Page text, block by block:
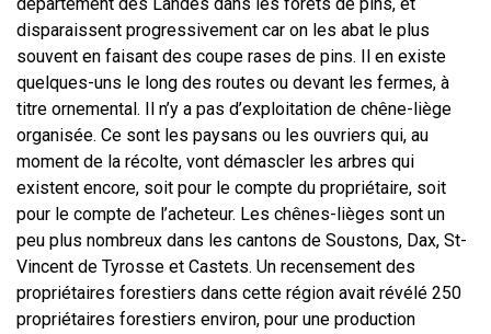
disparaissent progressivement car on les abat le plus
souvent en faisant des coupe rases de pins. Il en existe
quelques-uns le long des routes ou devant les fermes, à
titre ornemental. Il n’y a pas d’exploitation de chêne-liège
organisée. Ce sont les paysans ou les ouvriers qui, au
moment de la récolte, vont démascler les arbres qui
existent encore, soit pour le compte du propriétaire, soit
pour le compte de l’acheteur. Les chênes-lièges sont un
peu plus nombreux dans les cantons de Soustons, Dax, St-
Vincent de Tyrosse et Castets. Un recensement des
propriétaires forestiers dans cette région avait révélé 250
propriétaires forestiers environ, pour une production